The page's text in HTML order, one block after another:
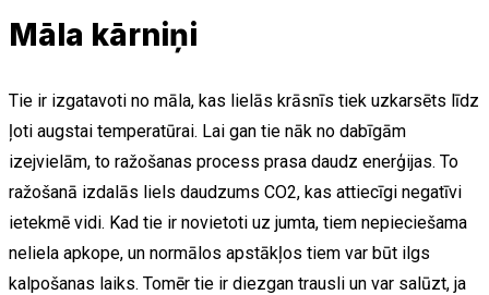
Māla kārniņi
Tie ir izgatavoti no māla, kas lielās krāsnīs tiek uzkarsēts līdz
ļoti augstai temperatūrai. Lai gan tie nāk no dabīgām
izejvielām, to ražošanas process prasa daudz enerģijas. To
ražošanā izdalās liels daudzums CO2, kas attiecīgi negatīvi
ietekmē vidi. Kad tie ir novietoti uz jumta, tiem nepieciešama
neliela apkope, un normālos apstākļos tiem var būt ilgs
kalpošanas laiks. Tomēr tie ir diezgan trausli un var salūzt, ja